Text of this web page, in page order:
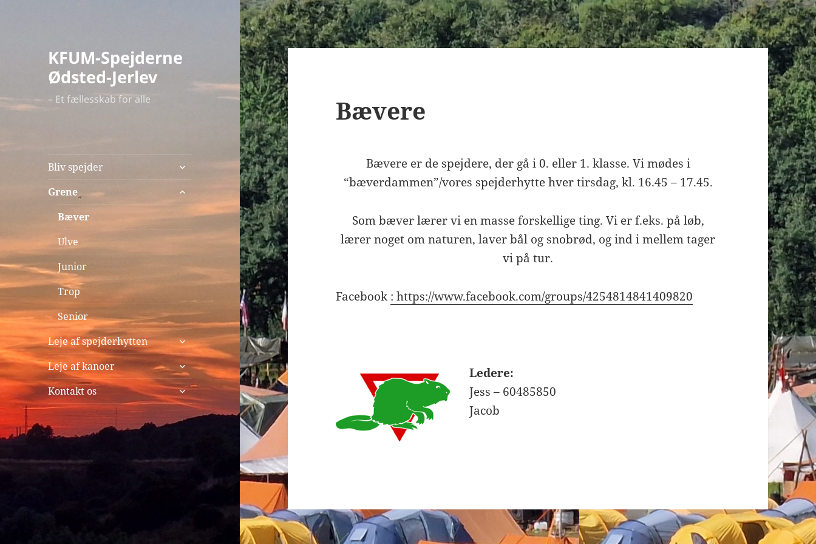
KFUM-Spejderne
Ødsted-Jerlev
– Et fællesskab for alle
Bliv spejder
udvid
Grene
udvid
undermenu
Bæver
Ulve
Junior
Trop
Senior
Leje af spejderhytten
udvid
undermenu
Leje af kanoer
udvid
undermenu
Kontakt os
udvid
undermenu
Bævere
Bævere er de spejdere, der gå i 0. eller 1. klasse. Vi mødes i
“bæverdammen”/vores spejderhytte hver tirsdag, kl. 16.45 – 17.45.
Som bæver lærer vi en masse forskellige ting. Vi er f.eks. på løb,
lærer noget om naturen, laver bål og snobrød, og ind i mellem tager
vi på tur.
Facebook : https://www.facebook.com/groups/4254814841409820
Ledere:
Jess – 60485850
Jacob